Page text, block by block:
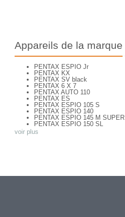
Appareils de la marque
PENTAX ESPIO Jr
PENTAX KX
PENTAX SV black
PENTAX 6 X 7
PENTAX AUTO 110
PENTAX ES
PENTAX ESPIO 105 S
PENTAX ESPIO 140
PENTAX ESPIO 145 M SUPER
PENTAX ESPIO 150 SL
PENTAX ESPIO 160
PENTAX K 1000
PENTAX P30 n
voir plus